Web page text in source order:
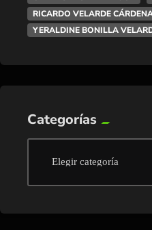
RICARDO VELARDE
YERALDINE BONILLA
Categorías